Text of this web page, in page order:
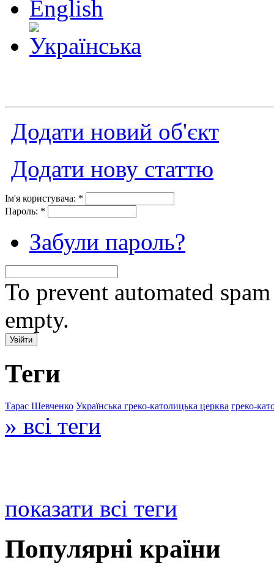
Додати новий об'єкт
Додати нову статтю
Ім'я користувача: *
Пароль: *
Забули пароль?
To prevent automated
empty.
Теги
Тарас Шевченко Українська греко-католицька церква греко-
» всі теги
показати всі теги
Популярні країни